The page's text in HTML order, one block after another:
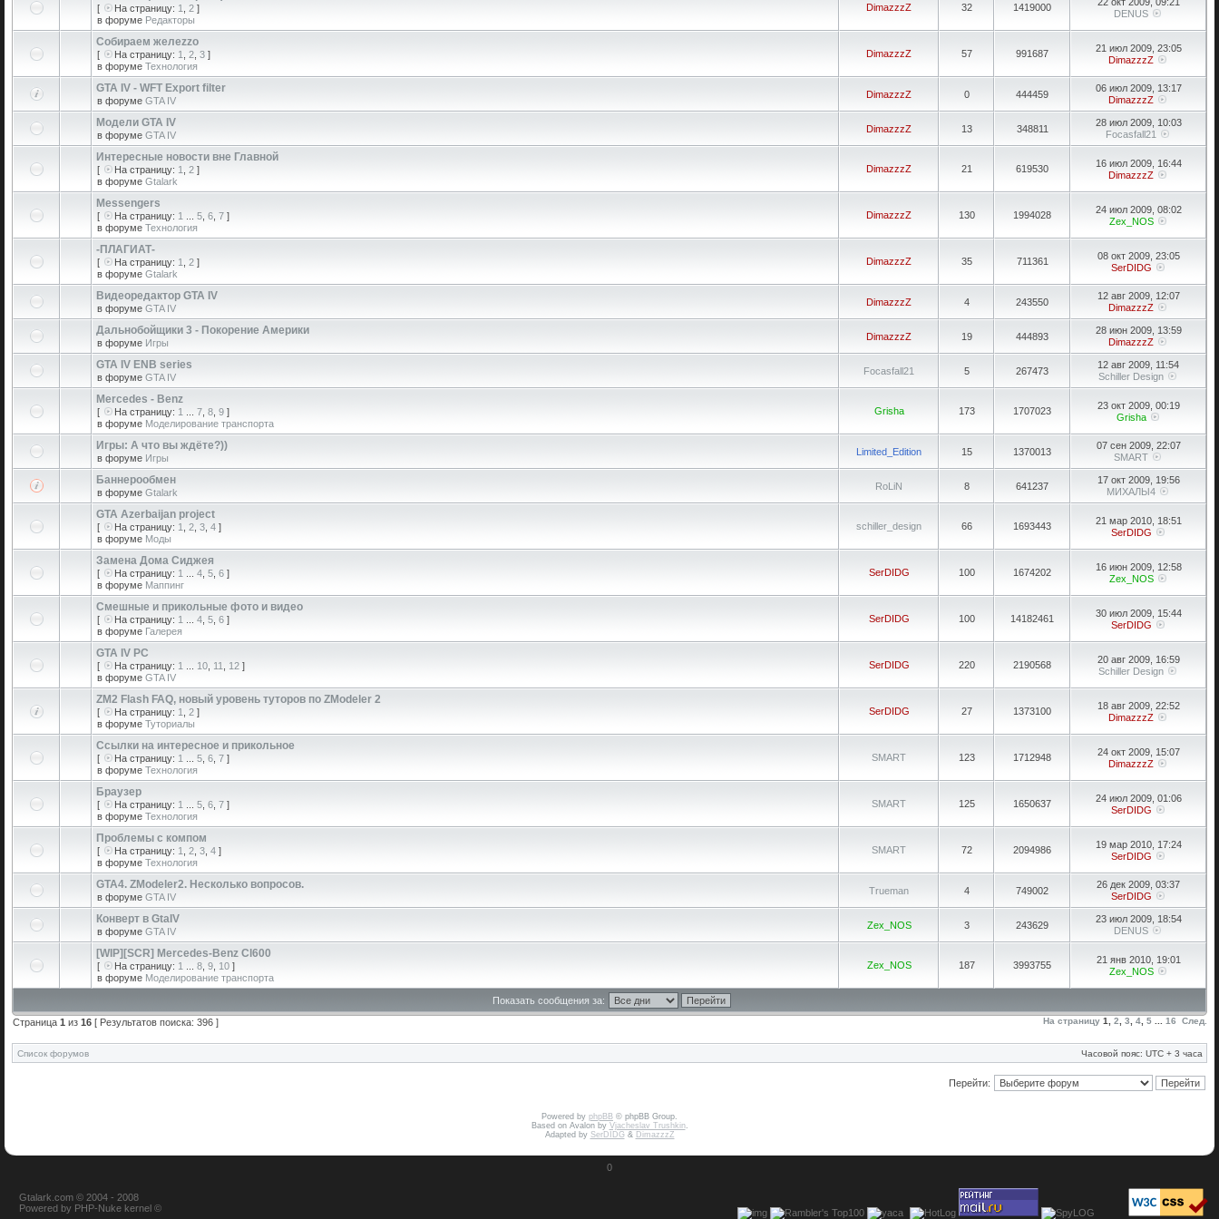
[ На страницу: 1 2 ]
в форуме Редакторы
DimazzzZ 32 1419000
DENUS
Собираем желеzzо
[ На страницу: 1 2 3 ]
в форуме Технология
DimazzzZ 57 991687
21 июл 2009, 23:05
DimazzzZ
GTA IV - WFT Export filter
в форуме GTA IV
DimazzzZ 0 444459
06 июл 2009, 13:17
DimazzzZ
Модели GTA IV
в форуме GTA IV
DimazzzZ 13 348811
28 июл 2009, 10:03
Focasfall21
Интересные новости вне Главной
[ На страницу: 1 2 ]
в форуме Gtalark
DimazzzZ 21 619530
16 июл 2009, 16:44
DimazzzZ
Messengers
[ На страницу: 1 5 6 7 ]
в форуме Технология
DimazzzZ 130 1994028
24 июл 2009, 08:02
Zex_NOS
-ПЛАГИАТ-
[ На страницу: 1 2 ]
в форуме Gtalark
DimazzzZ 35 711361
08 окт 2009, 23:05
SerDIDG
Видеоредактор GTA IV
в форуме GTA IV
DimazzzZ 4 243550
12 авг 2009, 12:07
DimazzzZ
Дальнобойщики 3 - Покорение Америки
в форуме Игры
DimazzzZ 19 444893
28 июн 2009, 13:59
DimazzzZ
GTA IV ENB series
в форуме GTA IV
Focasfall21 5 267473
12 авг 2009, 11:54
Schiller Design
Mercedes - Benz
[ На страницу: 1 7 8 9 ]
в форуме Моделирование транспорта
Grisha 173 1707023
23 окт 2009, 00:19
Grisha
Игры: А что вы ждёте?))
в форуме Игры
Limited_Edition 15 1370013
07 сен 2009, 22:07
SMART
Баннерообмен
в форуме Gtalark
RoLiN 8 641237
17 окт 2009, 19:56
МИХАЛЫ4
GTA Azerbaijan project
[ На страницу: 1 2 3 4 ]
в форуме Моды
schiller_design 66 1693443
21 мар 2010, 18:51
SerDIDG
Замена Дома Сиджея
[ На страницу: 1 4 5 6 ]
в форуме Маппинг
SerDIDG 100 1674202
16 июн 2009, 12:58
Zex_NOS
Смешные и прикольные фото и видео
[ На страницу: 1 4 5 6 ]
в форуме Галерея
SerDIDG 100 14182461
30 июл 2009, 15:44
SerDIDG
GTA IV PC
[ На страницу: 1 10 11 12 ]
в форуме GTA IV
SerDIDG 220 2190568
20 авг 2009, 16:59
Schiller Design
ZM2 Flash FAQ, новый уровень туторов по ZModeler 2
[ На страницу: 1 2 ]
в форуме Туториалы
SerDIDG 27 1373100
18 авг 2009, 22:52
DimazzzZ
Ссылки на интересное и прикольное
[ На страницу: 1 5 6 7 ]
в форуме Технология
SMART 123 1712948
24 окт 2009, 15:07
DimazzzZ
Браузер
[ На страницу: 1 5 6 7 ]
в форуме Технология
SMART 125 1650637
24 июл 2009, 01:06
SerDIDG
Проблемы с компом
[ На страницу: 1 2 3 4 ]
в форуме Технология
SMART 72 2094986
19 мар 2010, 17:24
SerDIDG
GTA4. ZModeler2. Несколько вопросов.
в форуме GTA IV
Trueman 4 749002
26 дек 2009, 03:37
SerDIDG
Конверт в GtaIV
в форуме GTA IV
Zex_NOS 3 243629
23 июл 2009, 18:54
DENUS
[WIP][SCR] Mercedes-Benz Cl600
[ На страницу: 1 8 9 10 ]
в форуме Моделирование транспорта
Zex_NOS 187 3993755
21 янв 2010, 19:01
Zex_NOS
Показать сообщения за:
Страница 1 из 16 [ Результатов поиска: 396 ] На страницу 1 2 3 4 5 16 След.
Список форумов Часовой пояс: UTC + 3 часа
Перейти:
Powered by phpBB © phpBB Group.
Based on Avalon by Vjacheslav Trushkin.
Adapted by SerDIDG& DimazzzZ
0
Gtalark.com © 2004 - 2008
Powered by PHP-Nuke kernel ©